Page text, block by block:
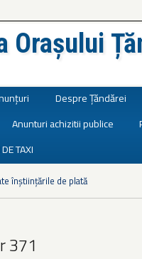
Orașului
Despre Țăndărei
Anunturi achizitii publice
TAXI
înștiințările de plată
371